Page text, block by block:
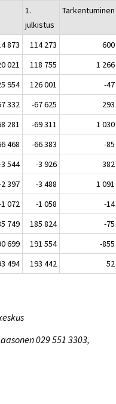
1.
julkistus
Tarkentuminen
873 114 273
600
021 118 755
1 266
954 126 001
-47
332 -67 625
293
281 -69 311
1 030
468 -66 383
-85
544 -3 926
382
397 -3 488
1 091
072 -1 058
-14
749 185 824
-75
699 191 554
-855
494 193 442 52
029 551 3303,